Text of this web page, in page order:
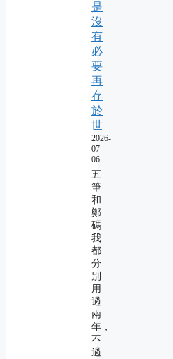
是
沒
有
必
要
再
存
於
世
2026-
07-
06
五
筆
和
鄭
碼
我
都
分
別
用
過
兩
年，
不
過